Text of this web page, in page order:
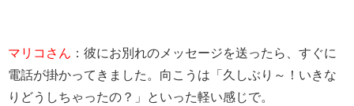
マリコさん ：彼にお別れのメッセージを送ったら、すぐに
電話が掛かってきました。向こうは「久しぶり～！いきな
りどうしちゃったの？」といった軽い感じで。